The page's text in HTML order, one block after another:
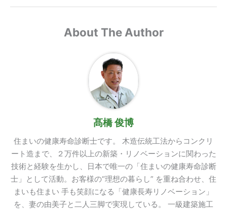
About The Author
髙橋 俊博
住まいの健康寿命診断士です。 木造伝統工法からコンクリ
ート造まで、２万件以上の新築・リノベーションに関わった
技術と経験を生かし、日本で唯一の「住まいの健康寿命診断
士」として活動。お客様の“理想の暮らし” を重ね合わせ、住
まいも住まい 手も笑顔になる「健康長寿リノベーション」
を、妻の由美子と二人三脚で実現している。 一級建築施工